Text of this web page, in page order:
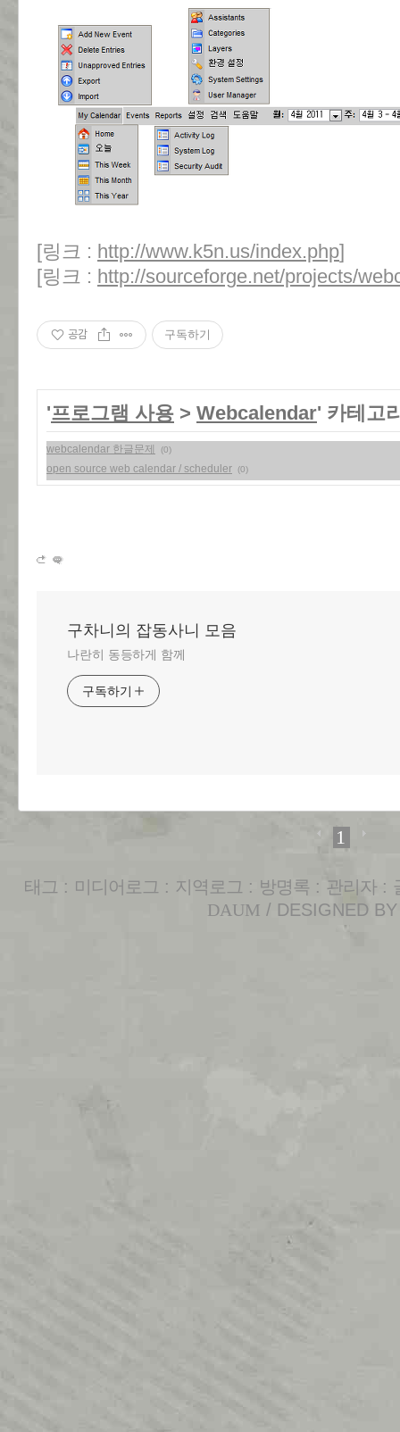
[링크 : http://www.k5n.us/index.php]
[링크 : http://sourceforge.net/projects/
공감 구독하기
'프로그램 사용 > Webcalendar' 카테고
webcalendar 한글문제 (0)
open source web calendar / scheduler (0)
구차니의 잡동사니 모음
나란히 동등하게 함께
구독하기
1
태그 : 미디어로그 : 지역로그 : 방명록 : 관리자:
DAUM / DESIGNED